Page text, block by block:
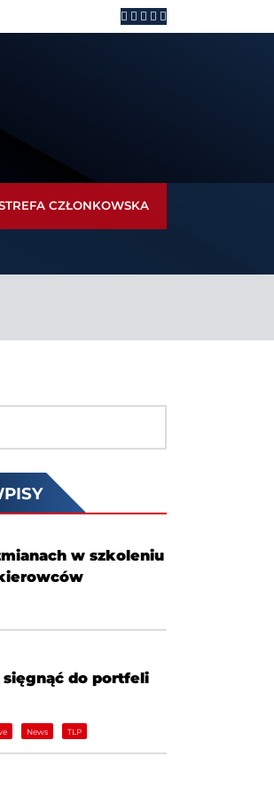
CZŁONKOWSKA
w szkoleniu
sięgnąć do portfeli
News TLP